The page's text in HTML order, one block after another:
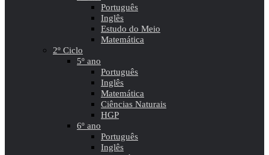
Português
Inglês
Estudo do Meio
Matemática
2º Ciclo
5º ano
Português
Inglês
Matemática
Ciências Naturais
HGP
6º ano
Português
Inglês